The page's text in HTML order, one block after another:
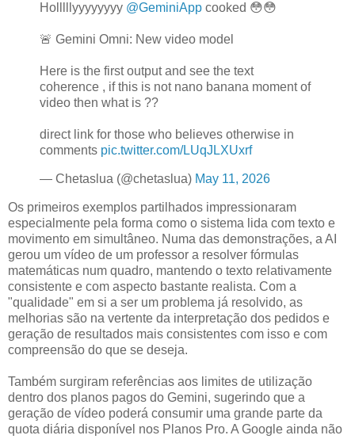
Holllllyyyyyyyy @GeminiApp cooked 😳😳
🚨 Gemini Omni: New video model
Here is the first output and see the text
coherence , if this is not nano banana moment of
video then what is ??
direct link for those who believes otherwise in
comments pic.twitter.com/LUqJLXUxrf
— Chetaslua (@chetaslua) May 11, 2026
Os primeiros exemplos partilhados impressionaram
especialmente pela forma como o sistema lida com texto e
movimento em simultâneo. Numa das demonstrações, a AI
gerou um vídeo de um professor a resolver fórmulas
matemáticas num quadro, mantendo o texto relativamente
consistente e com aspecto bastante realista. Com a
"qualidade" em si a ser um problema já resolvido, as
melhorias são na vertente da interpretação dos pedidos e
geração de resultados mais consistentes com isso e com
compreensão do que se deseja.
Também surgiram referências aos limites de utilização
dentro dos planos pagos do Gemini, sugerindo que a
geração de vídeo poderá consumir uma grande parte da
quota diária disponível nos Planos Pro. A Google ainda não